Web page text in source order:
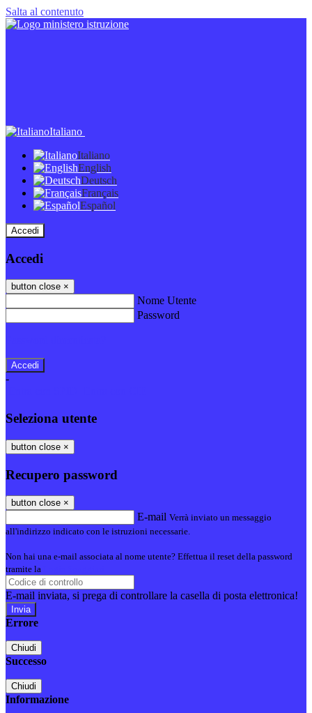
Salta al contenuto
Italiano
Italiano
English
Deutsch
Français
Español
Accedi
Accedi
button close ×
Nome Utente
Password
-
Seleziona utente
button close ×
Recupero password
button close ×
E-mail Verrà inviato un messaggio
all'indirizzo indicato con le istruzioni necessarie.
Non hai una e-mail associata al nome utente? Effettua il reset della password
tramite la
E-mail inviata, si prega di controllare la casella di posta elettronica!
Errore
Chiudi
Successo
Chiudi
Informazione